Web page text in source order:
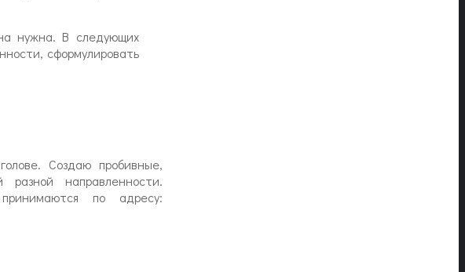
нужна. В следующих
сформулировать
Создаю пробивные,
направленности.
по адресу: